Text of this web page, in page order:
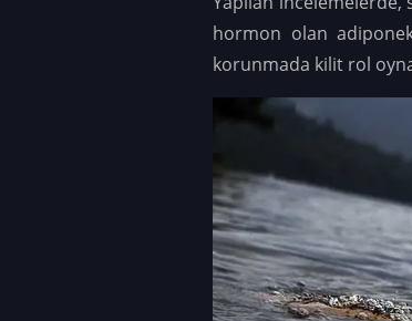
hormon olan
korunmada kilit rol